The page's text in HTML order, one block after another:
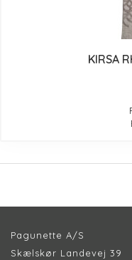
KIRSA
Pagunette A/S
Skælskør Landevej 39